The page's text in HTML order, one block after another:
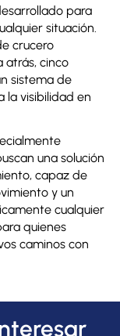
para
situación.
crucero
atrás, cinco
sistema de
la visibilidad en
una solución
capaz de
y un
cualquier
quienes
caminos con